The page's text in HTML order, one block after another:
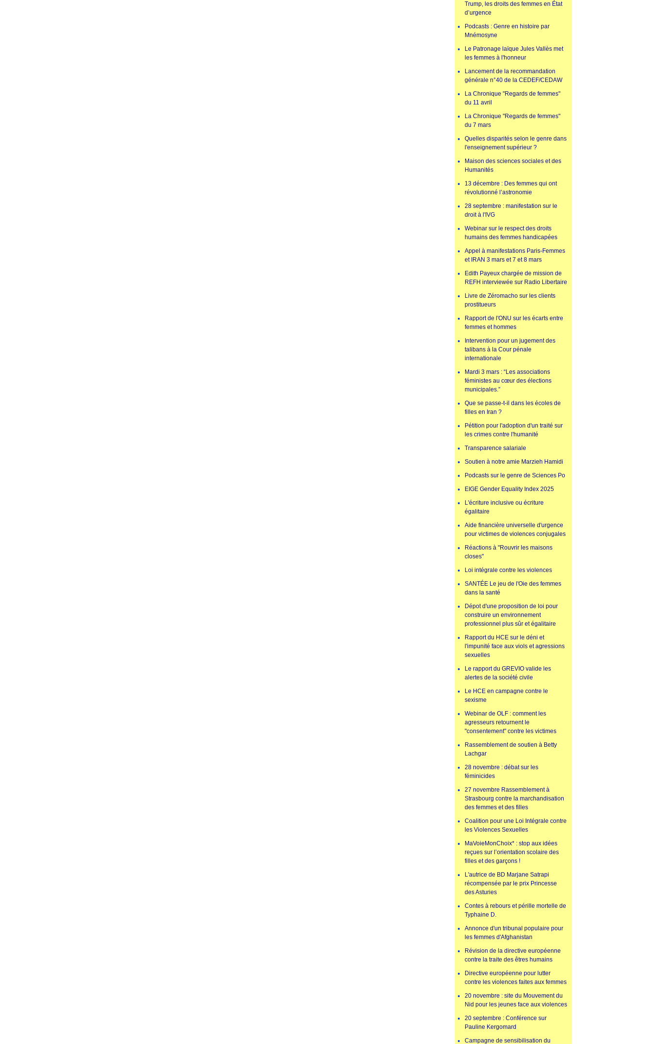
Trump, les droits des femmes en État
d’urgence
Podcasts : Genre en histoire par
Mnémosyne
Le Patronage laïque Jules Vallès met
les femmes à l'honneur
Lancement de la recommandation
générale n°40 de la CEDEF/CEDAW
La Chronique "Regards de femmes"
du 11 avril
La Chronique "Regards de femmes"
du 7 mars
Quelles disparités selon le genre dans
l'enseignement supérieur ?
Maison des sciences sociales et des
Humanités
13 décembre : Des femmes qui ont
révolutionné l’astronomie
28 septembre : manifestation sur le
droit à l'IVG
Webinar sur le respect des droits
humains des femmes handicapées
Appel à manifestations Paris-Femmes
et IRAN 3 mars et 7 et 8 mars
Edith Payeux chargée de mission de
REFH interviewée sur Radio Libertaire
Livre de Zéromacho sur les clients
prostitueurs
Rapport de l'ONU sur les écarts entre
femmes et hommes
Intervention pour un jugement des
talibans à la Cour pénale
internationale
Mardi 3 mars : “Les associations
féministes au cœur des élections
municipales.”
Que se passe-t-il dans les écoles de
filles en Iran ?
Pétition pour l'adoption d'un traité sur
les crimes contre l'humanité
Transparence salariale
Soutien à notre amie Marzieh Hamidi
Podcasts sur le genre de Sciences Po
EIGE Gender Equality Index 2025
L'écriture inclusive ou écriture
égalitaire
Aide financière universelle d'urgence
pour victimes de violences conjugales
Réactions à "Rouvrir les maisons
closes"
Loi intégrale contre les violences
SANTÉE Le jeu de l'Oie des femmes
dans la santé
Dépot d'une proposition de loi pour
construire un environnement
professionnel plus sûr et égalitaire
Rapport du HCE sur le déni et
l'impunité face aux viols et agressions
sexuelles
Le rapport du GREVIO valide les
alertes de la société civile
Le HCE en campagne contre le
sexisme
Webinar de OLF : comment les
agresseurs retournent le
"consentement" contre les victimes
Rassemblement de soutien à Betty
Lachgar
28 novembre : débat sur les
féminicides
27 novembre Rassemblement à
Strasbourg contre la marchandisation
des femmes et des filles
Coalition pour une Loi Intégrale contre
les Violences Sexuelles
MaVoieMonChoix* : stop aux idées
reçues sur l’orientation scolaire des
filles et des garçons !
L'autrice de BD Marjane Satrapi
récompensée par le prix Princesse
des Asturies
Contes à rebours et pérille mortelle de
Typhaine D.
Annonce d'un tribunal populaire pour
les femmes d'Afghanistan
Révision de la directive européenne
contre la traite des êtres humains
Directive européenne pour lutter
contre les violences faites aux femmes
20 novembre : site du Mouvement du
Nid pour les jeunes face aux violences
20 septembre : Conférence sur
Pauline Kergomard
Campagne de sensibilisation du